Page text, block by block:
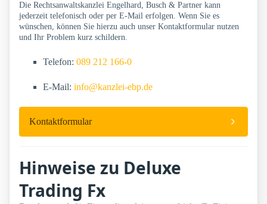
Die Rechtsanwaltskanzlei Engelhard, Busch & Partner kann
jederzeit telefonisch oder per E-Mail erfolgen. Wenn Sie es
wünschen, können Sie hierzu auch unser Kontaktformular nutzen
und Ihr Problem kurz schildern.
Telefon: 089 212 166-0
E-Mail: info@kanzlei-ebp.de
Kontaktformular
Hinweise zu Deluxe
Trading Fx